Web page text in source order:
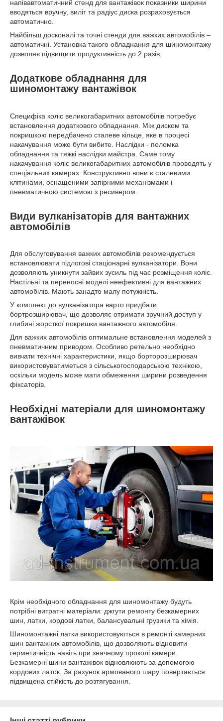
напівавтоматичний стенд для вантажівок показники ширини
вводяться вручну, виліт та радіус диска розраховується
автоматично.
Найбільш досконалі та точні стенди для важких автомобілів –
автоматичні. Установка такого обладнання для шиномонтажу
дозволяє підвищити продуктивність до 2 разів.
Додаткове обладнання для
шиномонтажу вантажівок
Специфіка коліс великогабаритних автомобілів потребує
встановлення додаткового обладнання. Між диском та
покришкою передбачено сталеве кільце, яке в процесі
накачування може бути вибите. Наслідки - поломка
обладнання та тяжкі наслідки майстра. Саме тому
накачування коліс великогабаритних автомобілів проводять у
спеціальних камерах. Конструктивно вони є сталевими
клітинами, оснащеними запірними механізмами і
пневматичною системою з ресивером.
Види вулканізаторів для вантажних
автомобілів
Для обслуговування важких автомобілів рекомендується
встановлювати підлогові стаціонарні вулканізатори. Вони
дозволяють уникнути зайвих зусиль під час розміщення коліс.
Настільні та переносні моделі неефективні для вантажних
автомобілів. Мають занадто малу потужність.
У комплект до вулканізатора варто придбати
бортрозширювач, що дозволяє отримати зручний доступ у
глибині жорсткої покришки вантажного автомобіля.
Для важких автомобілів оптимальне встановлення моделей з
пневматичним приводом. Особливо ретельно необхідно
вивчати технічні характеристики, якщо борторозширювач
використовуватиметься з сільськогосподарською технікою,
оскільки модель може мати обмеження ширини розведення
фіксаторів.
Необхідні матеріали для шиномонтажу
вантажівок
Крім необхідного обладнання для шиномонтажу будуть
потрібні витратні матеріали: джгути ремонту безкамерних
шин, латки, кордові латки, балансувальні грузики та хімія.
Шиномонтажні латки використовуються в ремонті камерних
шин вантажних автомобілів, що дозволяють відновити
герметичність навіть при значному проколі камери.
Безкамерні шини вантажівок відновлюють за допомогою
кордових латок. За рахунок армованого шару повертається
підвищена стійкість до розтягування.